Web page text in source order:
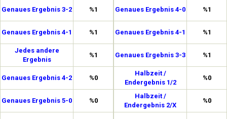
Genaues Ergebnis 3-2 %1
Genaues Ergebnis 4-1 %1
Jedes andere
Ergebnis
%1
Genaues Ergebnis 4-2 %0
Genaues Ergebnis 5-0 %0
Genaues Ergebnis 4-0 %1
Genaues Ergebnis 4-1 %1
Genaues Ergebnis 3-3 %1
Halbzeit /
Endergebnis 1/2
%0
Halbzeit /
Endergebnis 2/X
%0